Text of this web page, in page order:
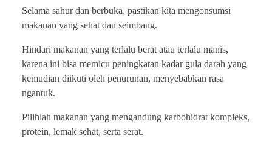
Selama sahur dan berbuka, pastikan kita mengonsumsi
makanan yang sehat dan seimbang.
Hindari makanan yang terlalu berat atau terlalu manis,
karena ini bisa memicu peningkatan kadar gula darah yang
kemudian diikuti oleh penurunan, menyebabkan rasa
ngantuk.
Pilihlah makanan yang mengandung karbohidrat kompleks,
protein, lemak sehat, serta serat.